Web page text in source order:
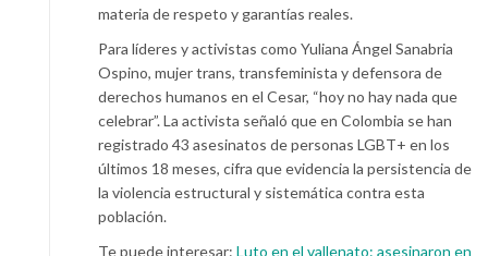
materia de respeto y garantías reales.
Para líderes y activistas como Yuliana Ángel Sanabria
Ospino, mujer trans, transfeminista y defensora de
derechos humanos en el Cesar, “hoy no hay nada que
celebrar”. La activista señaló que en Colombia se han
registrado 43 asesinatos de personas LGBT+ en los
últimos 18 meses, cifra que evidencia la persistencia de
la violencia estructural y sistemática contra esta
población.
Te puede interesar: Luto en el vallenato: asesinaron en